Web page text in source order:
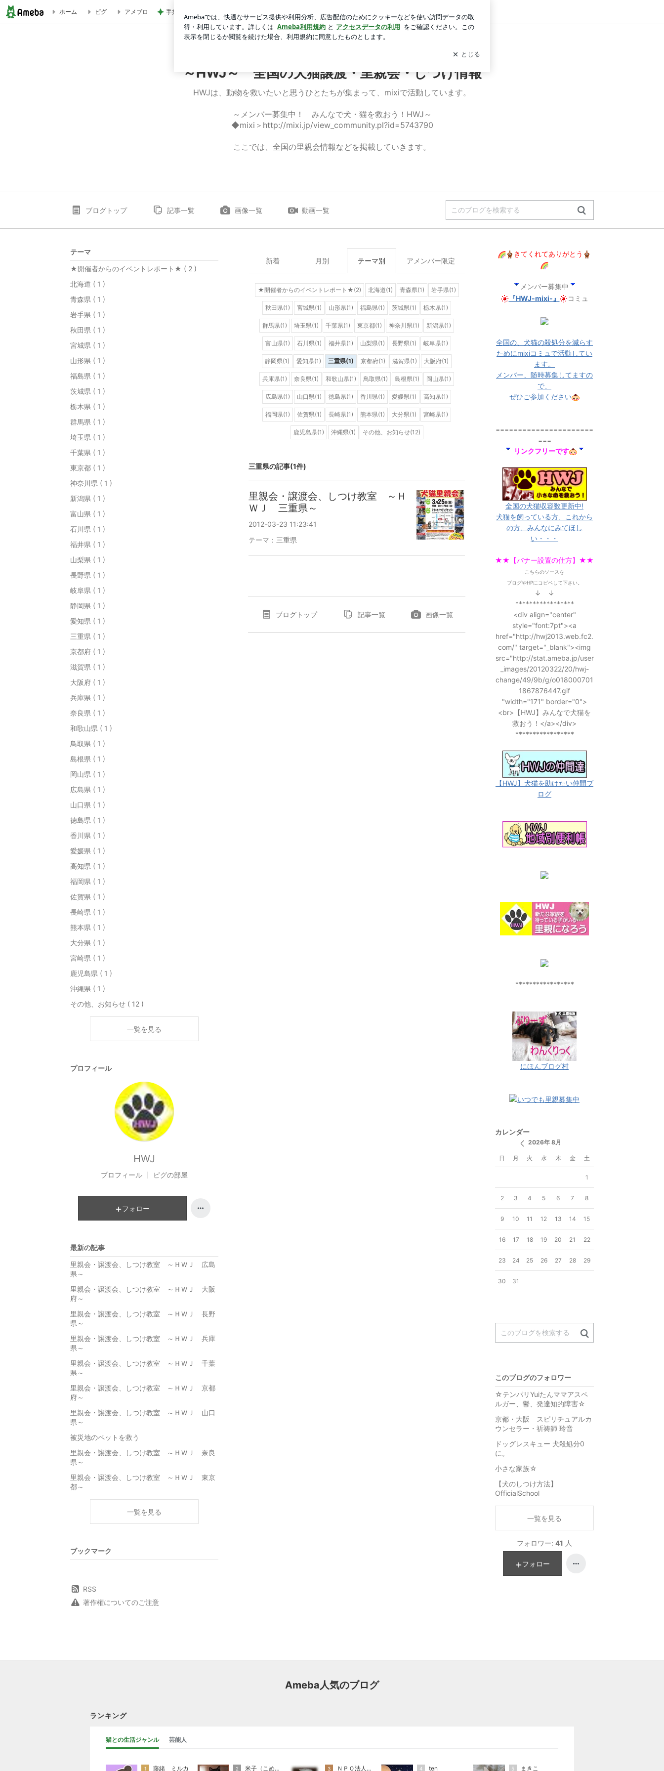
三重県｜～HWJ～ 全国の犬猫譲渡・里親会・しつけ情報
ホーム ピグ アメブロ 手抜きごはんも気分が上がる食器 ログイン
～HWJ～ 全国の犬猫譲渡・里親会・しつけ情報
HWJは、動物を救いたいと思うひとたちが集まって、mixiで活動しています。
～メンバー募集中！ みんなで犬・猫を救おう！HWJ～
◆mixi＞http://mixi.jp/view_community.pl?id=5743790
ここでは、全国の里親会情報などを掲載していきます。
ブログトップ 記事一覧 画像一覧 動画一覧
新着 月別 テーマ別 アメンバー限定
★開催者からのイベントレポート★(2) 北海道(1) 青森県(1) 岩手県(1)
秋田県(1) 宮城県(1) 山形県(1) 福島県(1) 茨城県(1) 栃木県(1)
群馬県(1) 埼玉県(1) 千葉県(1) 東京都(1) 神奈川県(1) 新潟県(1)
富山県(1) 石川県(1) 福井県(1) 山梨県(1) 長野県(1) 岐阜県(1)
静岡県(1) 愛知県(1) 三重県(1) 京都府(1) 滋賀県(1) 大阪府(1)
兵庫県(1) 奈良県(1) 和歌山県(1) 鳥取県(1) 島根県(1) 岡山県(1)
広島県(1) 山口県(1) 徳島県(1) 香川県(1) 愛媛県(1) 高知県(1)
福岡県(1) 佐賀県(1) 長崎県(1) 熊本県(1) 大分県(1) 宮崎県(1)
鹿児島県(1) 沖縄県(1) その他、お知らせ(12)
三重県の記事(1件)
里親会・譲渡会、しつけ教室 ～Ｈ
ＷＪ 三重県～
2012-03-23 11:23:41
テーマ： 三重県
ブログトップ 記事一覧 画像一覧
テーマ
★開催者からのイベントレポート★ ( 2 )
北海道 ( 1 )
青森県 ( 1 )
岩手県 ( 1 )
秋田県 ( 1 )
宮城県 ( 1 )
山形県 ( 1 )
福島県 ( 1 )
茨城県 ( 1 )
栃木県 ( 1 )
群馬県 ( 1 )
埼玉県 ( 1 )
千葉県 ( 1 )
東京都 ( 1 )
神奈川県 ( 1 )
新潟県 ( 1 )
富山県 ( 1 )
石川県 ( 1 )
福井県 ( 1 )
山梨県 ( 1 )
長野県 ( 1 )
岐阜県 ( 1 )
静岡県 ( 1 )
愛知県 ( 1 )
三重県 ( 1 )
京都府 ( 1 )
滋賀県 ( 1 )
大阪府 ( 1 )
兵庫県 ( 1 )
奈良県 ( 1 )
和歌山県 ( 1 )
鳥取県 ( 1 )
島根県 ( 1 )
岡山県 ( 1 )
広島県 ( 1 )
山口県 ( 1 )
徳島県 ( 1 )
香川県 ( 1 )
愛媛県 ( 1 )
高知県 ( 1 )
福岡県 ( 1 )
佐賀県 ( 1 )
長崎県 ( 1 )
熊本県 ( 1 )
大分県 ( 1 )
宮崎県 ( 1 )
鹿児島県 ( 1 )
沖縄県 ( 1 )
その他、お知らせ ( 12 )
一覧を見る
プロフィール
HWJ
プロフィール ピグの部屋
フォロー
最新の記事
里親会・譲渡会、しつけ教室 ～ＨＷＪ 広島
県～
里親会・譲渡会、しつけ教室 ～ＨＷＪ 大阪
府～
里親会・譲渡会、しつけ教室 ～ＨＷＪ 長野
県～
里親会・譲渡会、しつけ教室 ～ＨＷＪ 兵庫
県～
里親会・譲渡会、しつけ教室 ～ＨＷＪ 千葉
県～
里親会・譲渡会、しつけ教室 ～ＨＷＪ 京都
府～
里親会・譲渡会、しつけ教室 ～ＨＷＪ 山口
県～
被災地のペットを救う
里親会・譲渡会、しつけ教室 ～ＨＷＪ 奈良
県～
里親会・譲渡会、しつけ教室 ～ＨＷＪ 東京
都～
一覧を見る
ブックマーク
RSS
著作権についてのご注意
きてくれてありがとう
メンバー募集中
『HWJ-mixi-』
コミュ
全国の、犬猫の殺処分を減らす
ためにmixiコミュで活動してい
ます。
メンバー、随時募集してますの
で、
ぜひご参加ください
======================
===
リンクフリーです
全国の犬猫収容数更新中!
犬猫を飼っている方、これから
の方、みんなにみてほし
い・・・
★★【バナー設置の仕方】★★
こちらのソースを
ブログやHPにコピペして下さい。
↓ ↓
*****************
<div align="center"
style="font:7pt"><a
href="http://hwj2013.web.fc2.
com/" target="_blank"><img
src="http://stat.ameba.jp/user
_images/20120322/20/hwj-
change/49/9b/g/o018000701
1867876447.gif
"width="171" border="0">
<br>【HWJ】みんなで犬猫を
救おう！</a></div>
*****************
【HWJ】犬猫を助けたい仲間ブ
ログ
*****************
にほんブログ村
カレンダー
2026年 8月
日 月 火 水 木 金 土
1
2 3 4 5 6 7 8
9 10 11 12 13 14 15
16 17 18 19 20 21 22
23 24 25 26 27 28 29
30 31
このブログのフォロワー
☆テンパリYuiたんママアスペ
ルガー、鬱、発達知的障害☆
京都・大阪 スピリチュアルカ
ウンセラー・祈祷師 玲音
ドッグレスキュー 犬殺処分0
に。
小さな家族☆
【犬のしつけ方法】
OfficialSchool
一覧を見る
フォロワー: 41 人
フォロー
Ameba人気のブログ
ランキング
猫との生活ジャンル 芸能人
1 藤緒 ミルカ 2 米子（こめこ） 3 ＮＰＯ法人ねこけん 4 ten 5 まきこ